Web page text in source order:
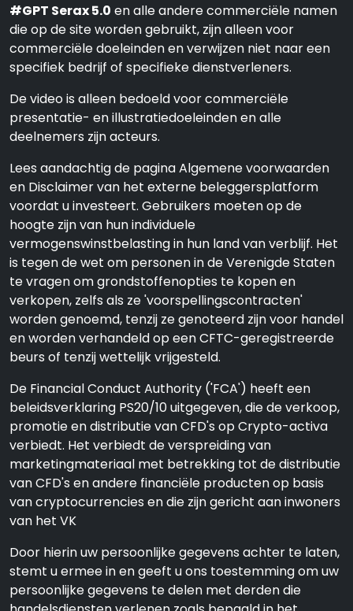
#GPT Serax 5.0 en alle andere commerciële namen
die op de site worden gebruikt, zijn alleen voor
commerciële doeleinden en verwijzen niet naar een
specifiek bedrijf of specifieke dienstverleners.
De video is alleen bedoeld voor commerciële
presentatie- en illustratiedoeleinden en alle
deelnemers zijn acteurs.
Lees aandachtig de pagina Algemene voorwaarden
en Disclaimer van het externe beleggersplatform
voordat u investeert. Gebruikers moeten op de
hoogte zijn van hun individuele
vermogenswinstbelasting in hun land van verblijf. Het
is tegen de wet om personen in de Verenigde Staten
te vragen om grondstoffenopties te kopen en
verkopen, zelfs als ze 'voorspellingscontracten'
worden genoemd, tenzij ze genoteerd zijn voor handel
en worden verhandeld op een CFTC-geregistreerde
beurs of tenzij wettelijk vrijgesteld.
De Financial Conduct Authority ('FCA') heeft een
beleidsverklaring PS20/10 uitgegeven, die de verkoop,
promotie en distributie van CFD's op Crypto-activa
verbiedt. Het verbiedt de verspreiding van
marketingmateriaal met betrekking tot de distributie
van CFD's en andere financiële producten op basis
van cryptocurrencies en die zijn gericht aan inwoners
van het VK
Door hierin uw persoonlijke gegevens achter te laten,
stemt u ermee in en geeft u ons toestemming om uw
persoonlijke gegevens te delen met derden die